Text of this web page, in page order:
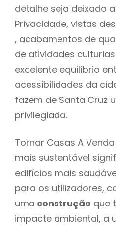
detalhe seja deixado
Privacidade, vistas
, acabamentos de
de atividades
excelente equilíbrio
acessibilidades da
fazem de Santa Cruz
privilegiada.
Tornar Casas A
mais sustentável
edifícios mais
para os utilizadores,
uma construção que
impacte ambiental, a